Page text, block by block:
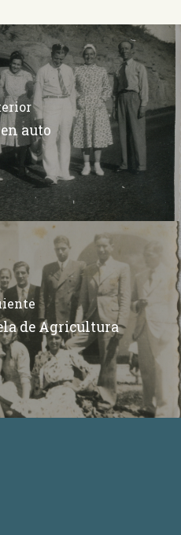
auto
de Agricultura